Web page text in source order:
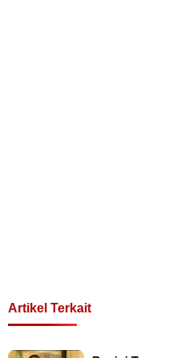
Artikel Terkait